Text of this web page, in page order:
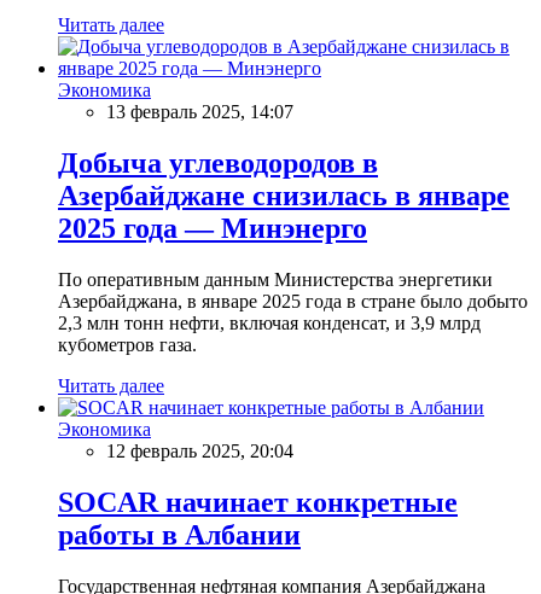
Читать далее
Экономика
13 февраль 2025, 14:07
Добыча углеводородов в
Азербайджане снизилась в январе
2025 года — Минэнерго
По оперативным данным Министерства энергетики
Азербайджана, в январе 2025 года в стране было добыто
2,3 млн тонн нефти, включая конденсат, и 3,9 млрд
кубометров газа.
Читать далее
Экономика
12 февраль 2025, 20:04
SOCAR начинает конкретные
работы в Албании
Государственная нефтяная компания Азербайджана